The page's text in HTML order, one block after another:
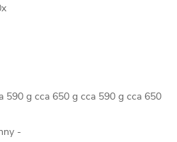
590 g cca 650 g cca 590 g cca 650
-